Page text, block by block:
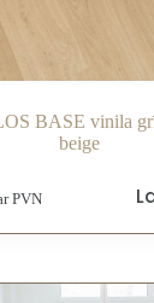
BASE vinila
beige
PVN